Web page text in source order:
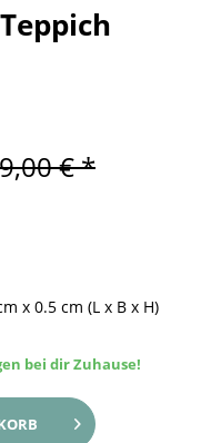
€ *
x 0.5 cm (L x B x H)
bei dir Zuhause!